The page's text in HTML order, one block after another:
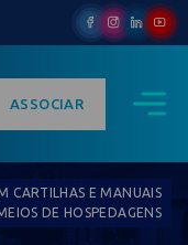
ASSOCIAR
CARTILHAS E MANUAIS
DE HOSPEDAGENS